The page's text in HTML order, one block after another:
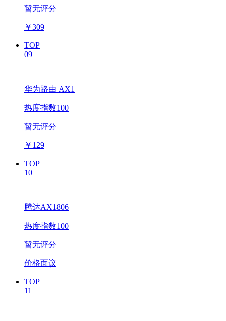
暂无评分
￥309
TOP
09
华为路由 AX1
热度指数100
暂无评分
￥ 129
TOP
10
腾达AX1806
热度指数100
暂无评分
价格面议
TOP
11